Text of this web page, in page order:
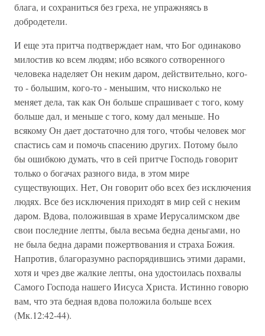
блага, и сохраниться без греха, не упражняясь в
добродетели.
И еще эта притча подтверждает нам, что Бог одинаково
милостив ко всем людям; ибо всякого сотворенного
человека наделяет Он неким даром, действительно, кого-
то - большим, кого-то - меньшим, что нисколько не
меняет дела, так как Он больше спрашивает с того, кому
больше дал, и меньше с того, кому дал меньше. Но
всякому Он дает достаточно для того, чтобы человек мог
спастись сам и помочь спасению других. Потому было
бы ошибкою думать, что в сей притче Господь говорит
только о богачах разного вида, в этом мире
существующих. Нет, Он говорит обо всех без исключения
людях. Все без исключения приходят в мир сей с неким
даром. Вдова, положившая в храме Иерусалимском две
свои последние лепты, была весьма бедна деньгами, но
не была бедна дарами пожертвования и страха Божия.
Напротив, благоразумно распорядившись этими дарами,
хотя и чрез две жалкие лепты, она удостоилась похвалы
Самого Господа нашего Иисуса Христа. Истинно говорю
вам, что эта бедная вдова положила больше всех
(Мк.12:42-44).